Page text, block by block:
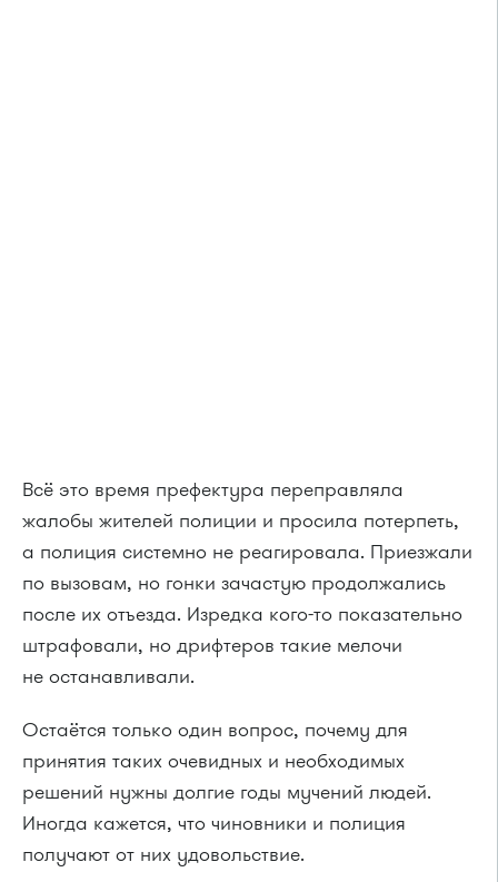
Всё это время префектура переправляла
жалобы жителей полиции и просила потерпеть,
а полиция системно не реагировала. Приезжали
по вызовам, но гонки зачастую продолжались
после их отъезда. Изредка кого-то показательно
штрафовали, но дрифтеров такие мелочи
не останавливали.
Остаётся только один вопрос, почему для
принятия таких очевидных и необходимых
решений нужны долгие годы мучений людей.
Иногда кажется, что чиновники и полиция
получают от них удовольствие.